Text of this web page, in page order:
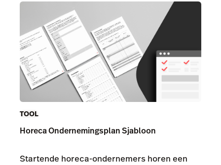
TOOL
Horeca Ondernemingsplan Sjabloon
Startende horeca-ondernemers horen een